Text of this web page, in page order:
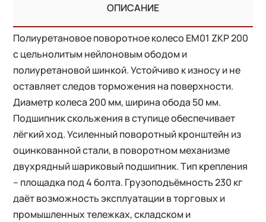
ОПИСАНИЕ
Полиуретановое поворотное колесо EM01 ZKP 200
с цельнолитым нейлоновым ободом и
полиуретановой шинкой. Устойчиво к износу и не
оставляет следов торможения на поверхности.
Диаметр колеса 200 мм, ширина обода 50 мм.
Подшипник скольжения в ступице обеспечивает
лёгкий ход. Усиленный поворотный кронштейн из
оцинкованной стали, в поворотном механизме
двухрядный шариковый подшипник. Тип крепления
– площадка под 4 болта. Грузоподъёмность 230 кг
даёт возможность эксплуатации в торговых и
промышленных тележках, складском и